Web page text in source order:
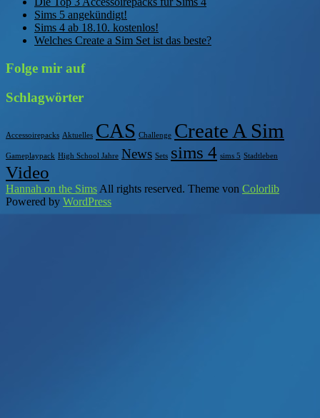
Sims 5 angekündigt!
Sims 4 ab 18.10. kostenlos!
Welches Create a Sim Set ist das beste?
Folge mir auf
Schlagwörter
Accessoirepacks Aktuelles CAS Challenge Create A Sim
Gameplaypack High School Jahre News Sets sims 4 sims 5 Stadtleben
Video
Hannah on the Sims All rights reserved. Theme von Colorlib
Powered by WordPress